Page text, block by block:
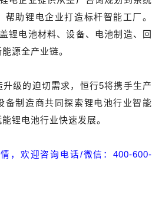
助锂电企业打造标杆智能工厂。
锂电池材料、设备、电池制造、回
源全产业链。
级的迫切需求，恒行5将携手生产
备制造商共同探索锂电池行业智能
锂电池行业快速发展。
，欢迎咨询电话/微信：400-600-